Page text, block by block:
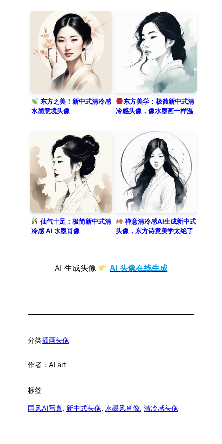
with a clean, modern twist.
东方之美！新中式清冷感
水墨意境头像
东方美学：极简新中式清
冷感头像，像水墨画一样温
仙气十足：极简新中式清
冷感 AI 水墨肖像
禅意清冷感AI生成新中式
头像，东方诗意美学太绝了
AI 生成头像 AI 头像在线生成
分类插画头像
作者： AI art
标签
国风AI写真, 新中式头像, 水墨风肖像, 清冷感头像